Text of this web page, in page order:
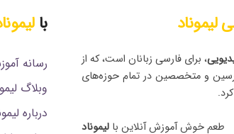
لیموناد
، برای فارسی زبانان است، که از
مدرسین و متخصصین در تمام حوزه‌های
طعم خوش آموزش آنلاین بالیموناد
با
رسانه
وبلاگ
درباره